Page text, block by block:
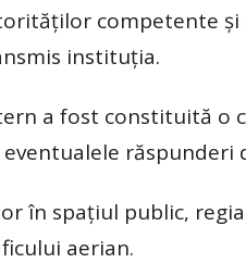
competente
instituția.
a fost constituită o
răspunderi
în spațiul public,
aerian.